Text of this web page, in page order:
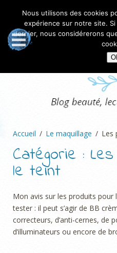
Accueil Le maquillage Les
Catégorie :
le teint
Mon avis sur les produits pour
tester : il peut s’agir de BB
correcteurs, d’anti-cernes, de
d’illuminateurs ou encore de
Nous utilisons des cookies
expérience sur notre site.
dernier, nous considérerons